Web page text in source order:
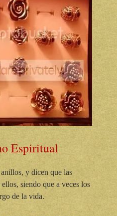
Espiritual
y dicen que las
siendo que a veces los
de la vida.